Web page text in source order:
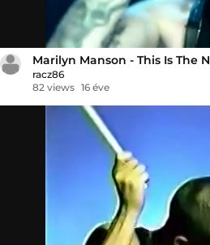
Marilyn Manson - This Is The N
racz86
82 views 16 éve